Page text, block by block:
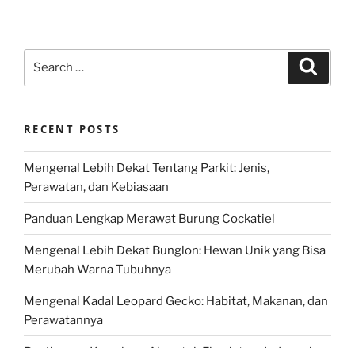
RECENT POSTS
Mengenal Lebih Dekat Tentang Parkit: Jenis,
Perawatan, dan Kebiasaan
Panduan Lengkap Merawat Burung Cockatiel
Mengenal Lebih Dekat Bunglon: Hewan Unik yang Bisa
Merubah Warna Tubuhnya
Mengenal Kadal Leopard Gecko: Habitat, Makanan, dan
Perawatannya